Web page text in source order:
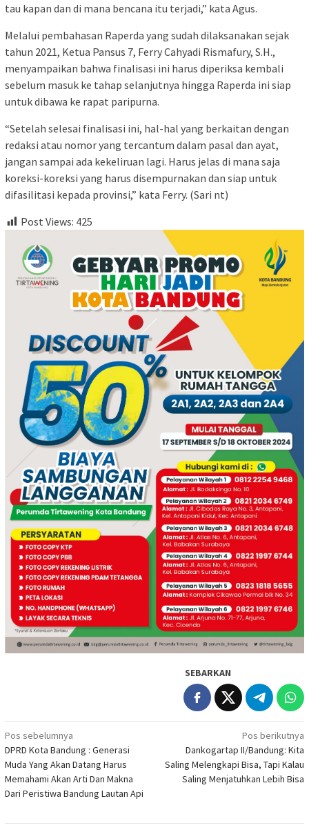
tau kapan dan di mana bencana itu terjadi,” kata Agus.
Melalui pembahasan Raperda yang sudah dilaksanakan sejak
tahun 2021, Ketua Pansus 7, Ferry Cahyadi Rismafury, S.H.,
menyampaikan bahwa finalisasi ini harus diperiksa kembali
sebelum masuk ke tahap selanjutnya hingga Raperda ini siap
untuk dibawa ke rapat paripurna.
“Setelah selesai finalisasi ini, hal-hal yang berkaitan dengan
redaksi atau nomor yang tercantum dalam pasal dan ayat,
jangan sampai ada kekeliruan lagi. Harus jelas di mana saja
koreksi-koreksi yang harus disempurnakan dan siap untuk
difasilitasi kepada provinsi,” kata Ferry. (Sari nt)
Post Views: 425
SEBARKAN
Navigasi
pos
Pos sebelumnya
DPRD Kota Bandung : Generasi
Muda Yang Akan Datang Harus
Memahami Akan Arti Dan Makna
Dari Peristiwa Bandung Lautan Api
Pos berikutnya
Dankogartap II/Bandung: Kita
Saling Melengkapi Bisa, Tapi Kalau
Saling Menjatuhkan Lebih Bisa